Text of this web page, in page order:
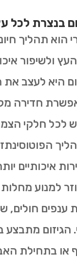
בנצרת לכל
הוא תהליך
ולשיפור
היא לעצב את
חדירה
לכל חלקי
איכותיים
למנוע
ענפים חולים,
הגיזום מתבצע
או בתחילת